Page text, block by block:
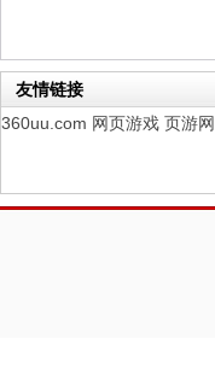
权力的游戏
新服新服
友情链接
360uu.com 网页游戏 页游网